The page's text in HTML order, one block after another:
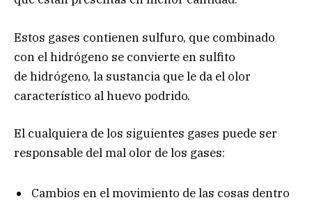
Estos gases contienen sulfuro, que combinado
con el hidrógeno se convierte en sulfito
de hidrógeno, la sustancia que le da el olor
característico al huevo podrido.
El cualquiera de los siguientes gases puede ser
responsable del mal olor de los gases:
Cambios en el movimiento de las cosas dentro